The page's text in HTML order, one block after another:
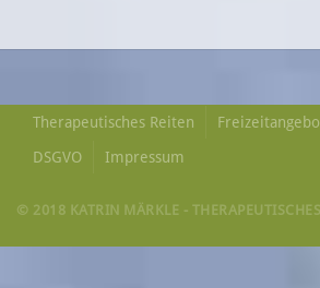
Therapeutisches Reiten
DSGVO
Impressum
© 2018 KATRIN MÄRKLE -